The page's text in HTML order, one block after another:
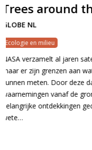
Fijnstof
GLOBE NL
Gezondheid &
Het project Fijnstof
Nederland laat
de lucht meten. Te
leiden tot een
berekeningen van